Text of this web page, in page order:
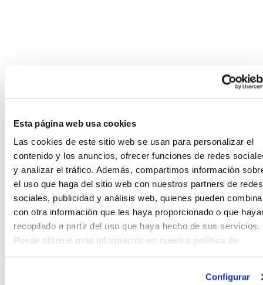
Esta página web usa cookies
Las cookies de este sitio web se usan para personalizar el
contenido y los anuncios, ofrecer funciones de redes
y analizar el tráfico. Además, compartimos información
el uso que haga del sitio web con nuestros partners de redes
sociales, publicidad y análisis web, quienes pueden
con otra información que les haya proporcionado o que
recopilado a partir del uso que haya hecho de sus servicios.
Puede obtener más información en nuestra política de
Configurar
sistema de inyección
de resina expansiva
Una de las ventajas de ValveSytem es que
permite rellenar todas las oquedades
creadas, compactar el terreno a un valor de
resistencia igual o superior al original y
levantar milimétricamente los elementos
estructurales bajo los cuales se ha